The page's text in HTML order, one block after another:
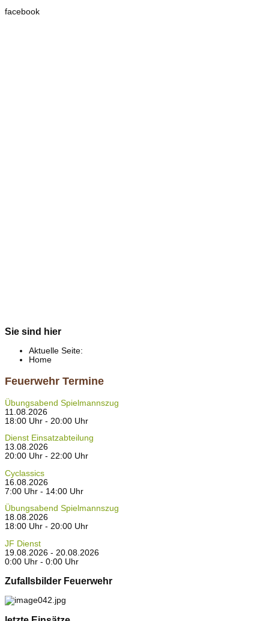
facebook
Sie sind hier
Aktuelle Seite:
Home
Feuerwehr Termine
Übungsabend Spielmannszug
11.08.2026
18:00 Uhr - 20:00 Uhr
Dienst Einsatzabteilung
13.08.2026
20:00 Uhr - 22:00 Uhr
Cyclassics
16.08.2026
7:00 Uhr - 14:00 Uhr
Übungsabend Spielmannszug
18.08.2026
18:00 Uhr - 20:00 Uhr
JF Dienst
19.08.2026 - 20.08.2026
0:00 Uhr - 0:00 Uhr
Zufallsbilder Feuerwehr